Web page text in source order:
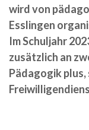
wird von
Esslingen
Im Schuljahr
zusätzlich an
Pädagogik plus,